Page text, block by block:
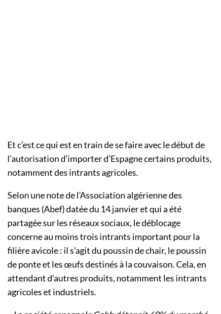
Et c’est ce qui est en train de se faire avec le début de
l’autorisation d’importer d’Espagne certains produits,
notamment des intrants agricoles.
Selon une note de l’Association algérienne des
banques (Abef) datée du 14 janvier et qui a été
partagée sur les réseaux sociaux, le déblocage
concerne au moins trois intrants important pour la
filière avicole : il s’agit du poussin de chair, le poussin
de ponte et les œufs destinés à la couvaison. Cela, en
attendant d’autres produits, notamment les intrants
agricoles et industriels.